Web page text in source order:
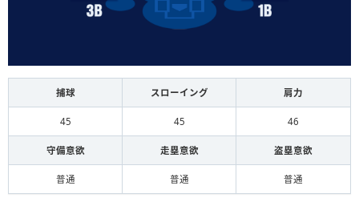
捕球 スローイング 肩力
45 45 46
守備意欲 走塁意欲 盗塁意欲
普通 普通 普通